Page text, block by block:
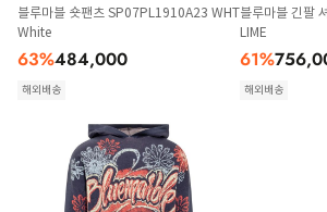
블루마블 숏팬츠 SP07PL1910A23 WHT
White
63%484,000
해외배송
블루마블 긴팔
LIME
61%
해외배송